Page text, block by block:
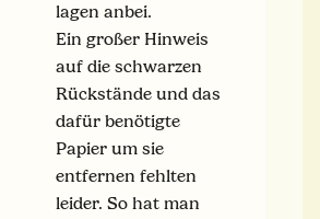
lagen anbei.
Ein großer Hinweis
auf die schwarzen
Rückstände und das
dafür benötigte
Papier um sie
entfernen fehlten
leider. So hat man